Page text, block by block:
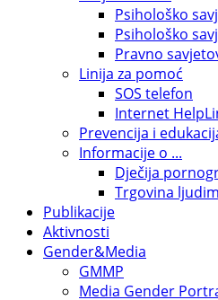
Psihološko
Psihološko
Pravno
Linija za pomoć
SOS telefon
Internet
Prevencija i
Informacije o ...
Dječija
Trgovina
Publikacije
Aktivnosti
Gender&Media
GMMP
Media Gender